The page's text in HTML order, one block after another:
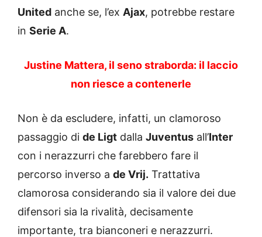
United anche se, l’ex Ajax, potrebbe restare
in Serie A.
Justine Mattera, il seno straborda: il laccio
non riesce a contenerle
Non è da escludere, infatti, un clamoroso
passaggio di de Ligt dalla Juventus all’Inter
con i nerazzurri che farebbero fare il
percorso inverso a de Vrij. Trattativa
clamorosa considerando sia il valore dei due
difensori sia la rivalità, decisamente
importante, tra bianconeri e nerazzurri.